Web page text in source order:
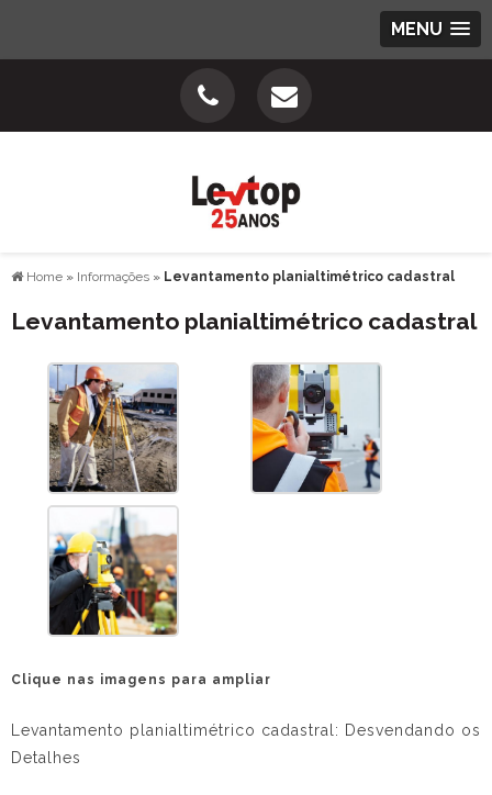
MENU
Home » Informações » Levantamento planialtimétrico cadastral
Levantamento planialtimétrico cadastral
Clique nas imagens para ampliar
Levantamento planialtimétrico cadastral : Desvendando os
Detalhes